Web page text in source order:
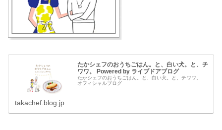
たかシェフのおうちごはん。と、白い犬。と、チ
ワワ。 Powered by ライブドアブログ
たかシェフのおうちごはん。と、白い犬。と、チワワ。
オフィシャルブログ
takachef.blog.jp